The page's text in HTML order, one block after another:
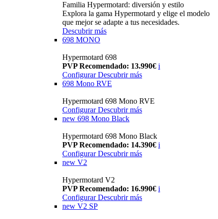
Familia Hypermotard: diversión y estilo
Explora la gama Hypermotard y elige el modelo
que mejor se adapte a tus necesidades.
Descubrir más
698 MONO
Hypermotard 698
PVP Recomendado: 13.990€ i
ConfigurarDescubrir más
698 Mono RVE
Hypermotard 698 Mono RVE
Configurar Descubrir más
new 698 Mono Black
Hypermotard 698 Mono Black
PVP Recomendado: 14.390€ i
Configurar Descubrir más
new V2
Hypermotard V2
PVP Recomendado: 16.990€ i
Configurar Descubrir más
new V2 SP